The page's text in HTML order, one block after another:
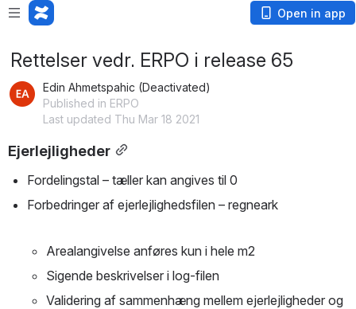
Open in app
Rettelser vedr. ERPO i release 65
Edin Ahmetspahic (Deactivated)
Published in ERPO
Last updated Thu Mar 18 2021
Ejerlejligheder
Fordelingstal – tæller kan angives til 0
Forbedringer af ejerlejlighedsfilen – regneark
Arealangivelse anføres kun i hele m2
Sigende beskrivelser i log-filen
Validering af sammenhæng mellem ejerlejligheder og